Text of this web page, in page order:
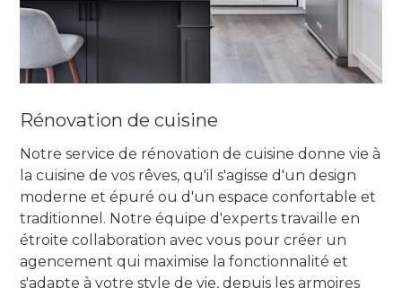
Rénovation de cuisine
Notre service de rénovation de cuisine donne vie à
la cuisine de vos rêves, qu'il s'agisse d'un design
moderne et épuré ou d'un espace confortable et
traditionnel. Notre équipe d'experts travaille en
étroite collaboration avec vous pour créer un
agencement qui maximise la fonctionnalité et
s'adapte à votre style de vie, depuis les armoires